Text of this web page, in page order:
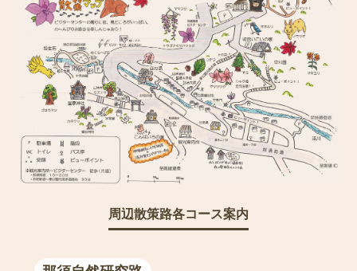
周辺散策路各コース案内